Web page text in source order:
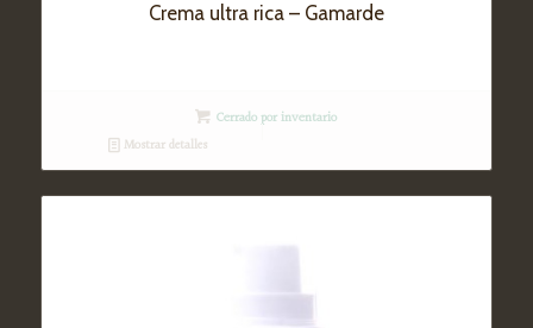
Crema ultra rica – Gamarde
Cerrado por inventario
Mostrar detalles